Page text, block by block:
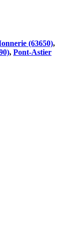
(63650),
, Pont-Astier